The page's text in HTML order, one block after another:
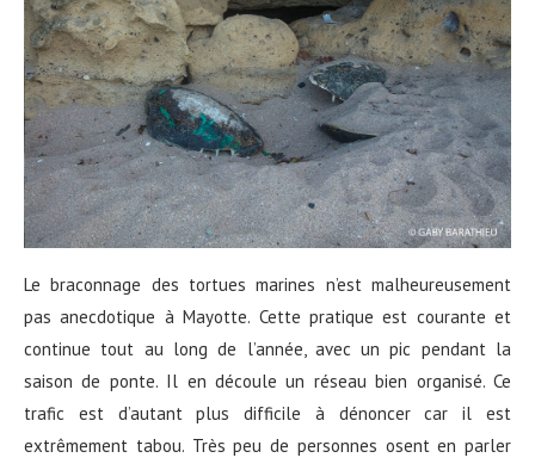
Le braconnage des tortues marines n’est malheureusement
pas anecdotique à Mayotte. Cette pratique est courante et
continue tout au long de l’année, avec un pic pendant la
saison de ponte. Il en découle un réseau bien organisé. Ce
trafic est d’autant plus difficile à dénoncer car il est
extrêmement tabou. Très peu de personnes osent en parler